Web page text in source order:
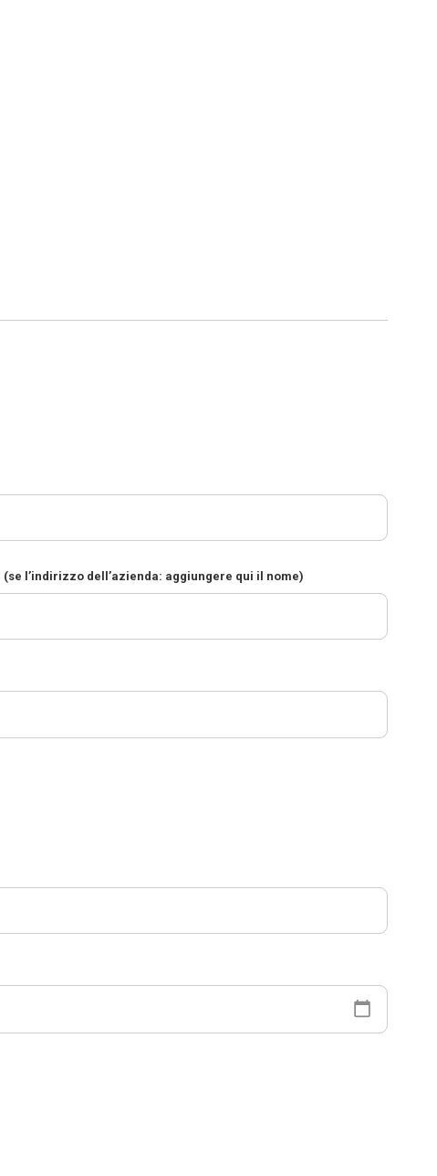
(se l’indirizzo dell’azienda: aggiungere qui il nome)